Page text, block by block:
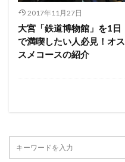
2017年11月27日
大宮「鉄道博物館」を1日
で満喫したい人必見！オス
スメコースの紹介